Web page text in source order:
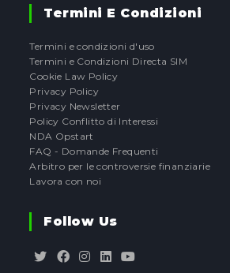
Termini E Condizioni
Termini e condizioni d'uso
Termini e Condizioni Directa SIM
Cookie Law Policy
Privacy Policy
Privacy Newsletter
Policy Conflitto di Interessi
NDA Opstart
FAQ - Domande Frequenti
Arbitro per le controversie finanziarie
Lavora con noi
Follow Us